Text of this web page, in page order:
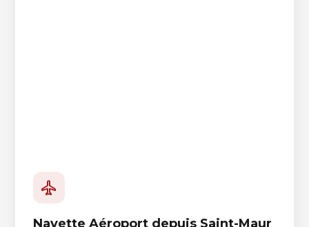
Navette Aéroport depuis Saint-Maur